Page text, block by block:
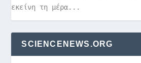
εκείνη τη μέρα...
SCIENCENEWS.ORG